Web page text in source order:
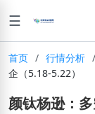
☰
首页 / 行情分析 /
企（5.18-5.22）
颜钛杨逊：